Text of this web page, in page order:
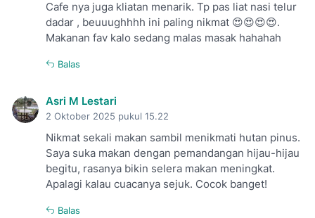
Cafe nya juga kliatan menarik. Tp pas liat nasi telur
dadar , beuuughhhh ini paling nikmat 😍😍😍😍.
Makanan fav kalo sedang malas masak hahahah
Balas
Asri M Lestari
2 Oktober 2025 pukul 15.22
Nikmat sekali makan sambil menikmati hutan pinus.
Saya suka makan dengan pemandangan hijau-hijau
begitu, rasanya bikin selera makan meningkat.
Apalagi kalau cuacanya sejuk. Cocok banget!
Balas